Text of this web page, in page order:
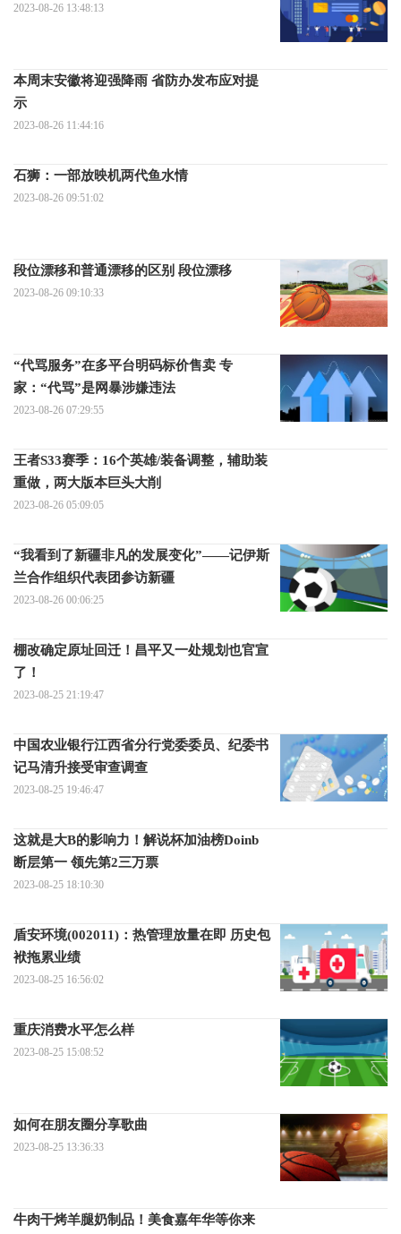
2023-08-26 13:48:13
本周末安徽将迎强降雨 省防办发布应对提
示
2023-08-26 11:44:16
石狮：一部放映机两代鱼水情
2023-08-26 09:51:02
段位漂移和普通漂移的区别 段位漂移
2023-08-26 09:10:33
“代骂服务”在多平台明码标价售卖 专
家：“代骂”是网暴涉嫌违法
2023-08-26 07:29:55
王者S33赛季：16个英雄/装备调整，辅助装
重做，两大版本巨头大削
2023-08-26 05:09:05
“我看到了新疆非凡的发展变化”——记伊斯
兰合作组织代表团参访新疆
2023-08-26 00:06:25
棚改确定原址回迁！昌平又一处规划也官宣
了！
2023-08-25 21:19:47
中国农业银行江西省分行党委委员、纪委书
记马清升接受审查调查
2023-08-25 19:46:47
这就是大B的影响力！解说杯加油榜Doinb
断层第一 领先第2三万票
2023-08-25 18:10:30
盾安环境(002011)：热管理放量在即 历史包
袱拖累业绩
2023-08-25 16:56:02
重庆消费水平怎么样
2023-08-25 15:08:52
如何在朋友圈分享歌曲
2023-08-25 13:36:33
牛肉干烤羊腿奶制品！美食嘉年华等你来